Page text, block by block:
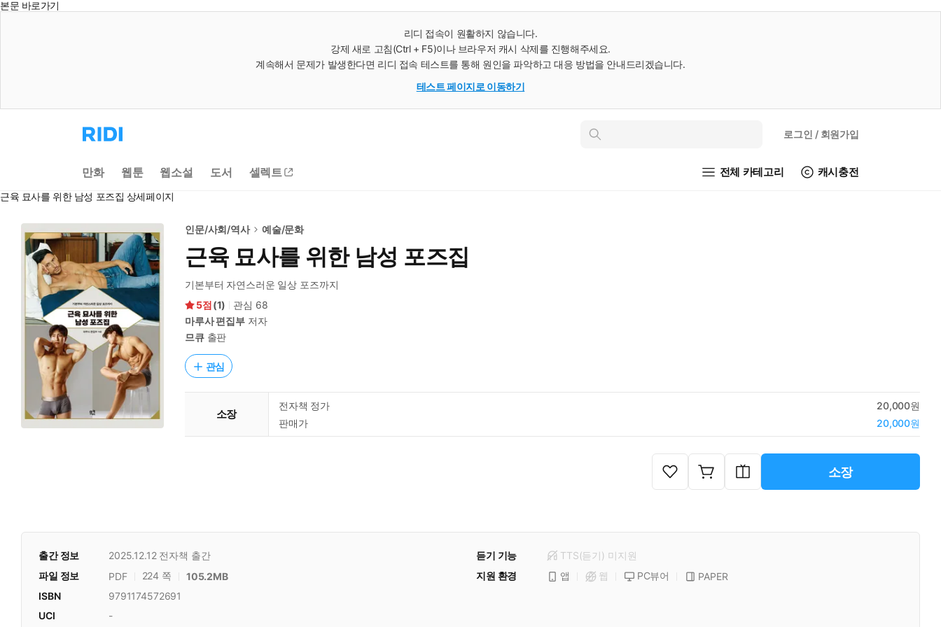
본문 바로가기
리디 접속이 원활하지 않습니다.
강제 새로 고침(Ctrl + F5)이나 브라우저 캐시 삭제를 진행해주세요.
계속해서 문제가 발생한다면 리디 접속 테스트를 통해 원인을 파악하고 대응 방법을 안내드리겠습니다.
테스트 페이지로 이동하기
리
디
으
로
동
인
로그인 / 회원가입
만화 웹툰 웹소설 도서 셀렉트 전체 카테고리 캐시충전
근육 묘사를 위한 남성 포즈집 상세페이지
인문/사회/역사 예술/문화
근육 묘사를 위한 남성 포즈집
기본부터 자연스러운 일상 포즈까지
5
(1) 관심 68
마루사 편집부 저자
므큐출판
관심
소장
전자책 정가
20,000원
판매가
20,000원
소장
출간 정보 2025.12.12 전자책 출간 듣기 기능 TTS(듣기) 미지원
파일 정보
PDF 224 쪽 105.2MB 지원 환경 앱 웹 PC뷰어
PAPER
ISBN
9791174572691
UCI
-